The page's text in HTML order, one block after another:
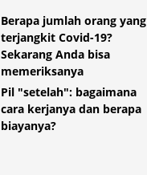
Berapa jumlah orang yang
terjangkit Covid-19?
Sekarang Anda bisa
memeriksanya
Pil "setelah": bagaimana
cara kerjanya dan berapa
biayanya?